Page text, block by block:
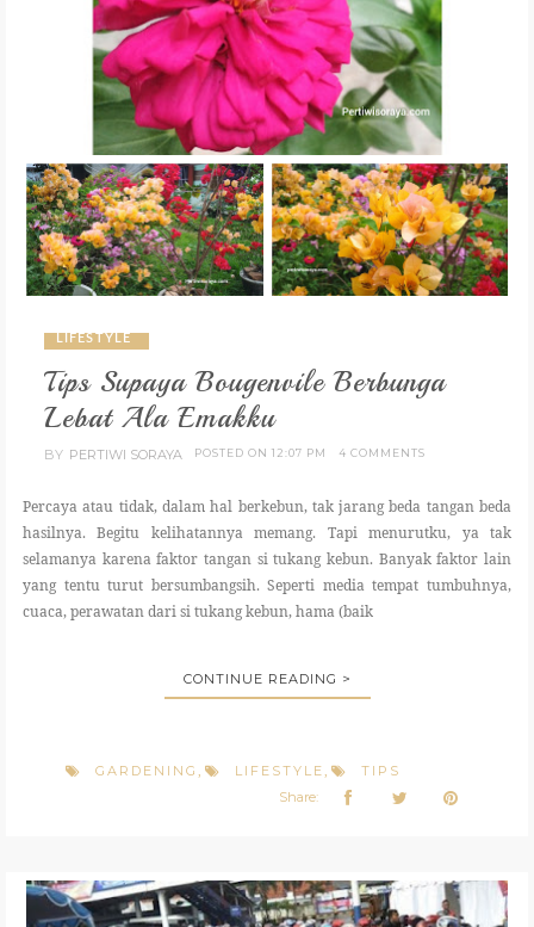
LIFESTYLE
Tips Supaya Bougenvile Berbunga
Lebat Ala Emakku
BY PERTIWI SORAYA POSTED ON 12:07 PM 4 COMMENTS
Percaya atau tidak, dalam hal berkebun, tak jarang beda tangan beda
hasilnya. Begitu kelihatannya memang. Tapi menurutku, ya tak
selamanya karena faktor tangan si tukang kebun. Banyak faktor lain
yang tentu turut bersumbangsih. Seperti media tempat tumbuhnya,
cuaca, perawatan dari si tukang kebun, hama (baik
CONTINUE READING >
GARDENING LIFESTYLE
TIPS
Share: